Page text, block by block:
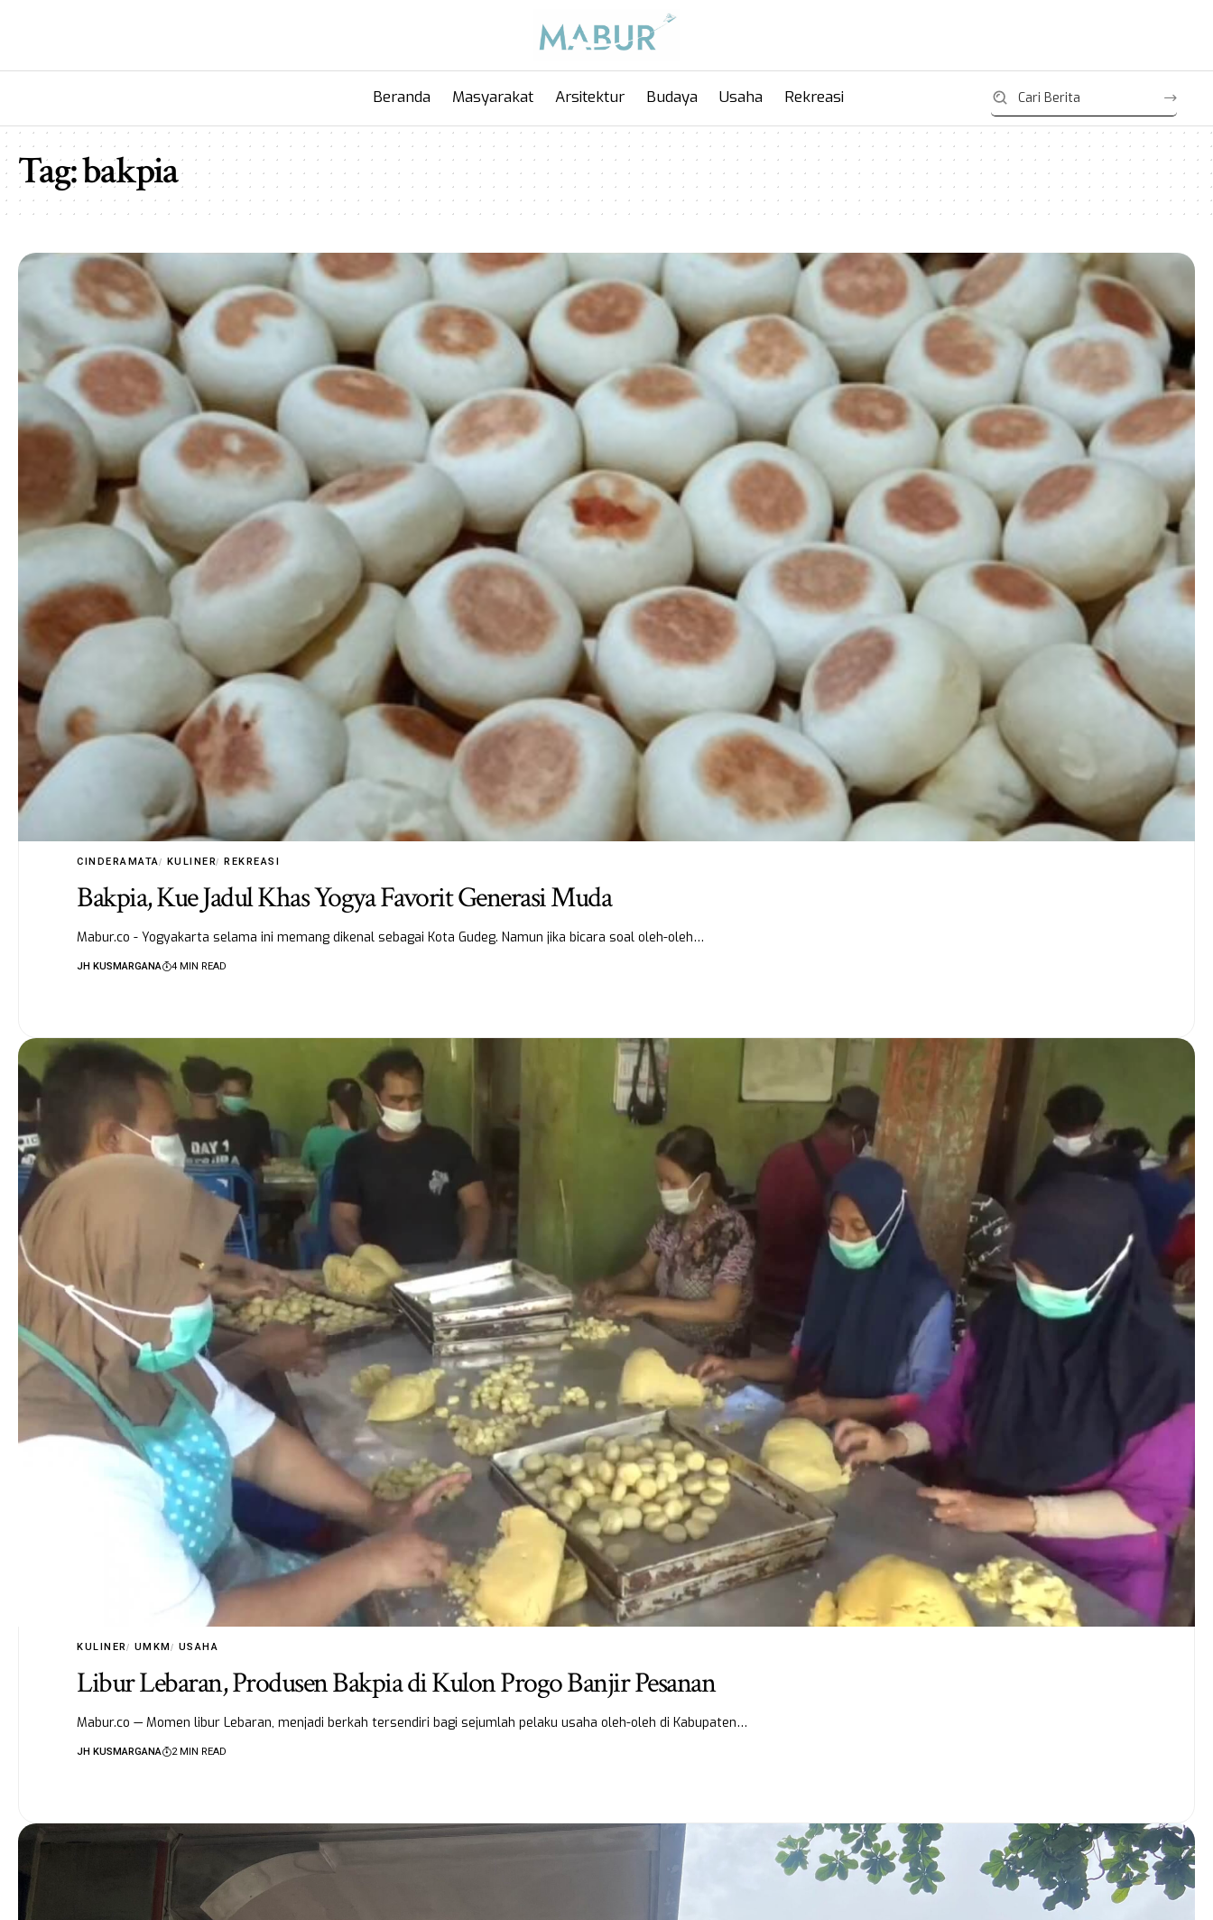
Beranda Masyarakat Arsitektur Budaya Usaha Rekreasi
Tag:bakpia
CINDERAMATA KULINER REKREASI
Bakpia, Kue Jadul Khas Yogya Favorit Generasi Muda
Mabur.co - Yogyakarta selama ini memang dikenal sebagai Kota Gudeg. Namun jika bicara soal oleh-oleh…
JH KUSMARGANA 4 MIN READ
KULINER UMKM USAHA
Libur Lebaran, Produsen Bakpia di Kulon Progo Banjir Pesanan
Mabur.co — Momen libur Lebaran, menjadi berkah tersendiri bagi sejumlah pelaku usaha oleh-oleh di Kabupaten…
JH KUSMARGANA 2 MIN READ